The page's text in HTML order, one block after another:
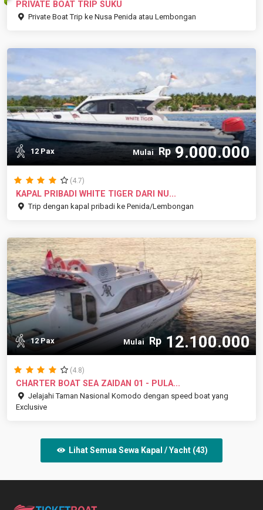
PRIVATE BOAT TRIP SUKU
Private Boat Trip ke Nusa Penida atau Lembongan
12 Pax Mulai Rp9.000.000
(4.7)
KAPAL PRIBADI WHITE TIGER DARI NU...
Trip dengan kapal pribadi ke Penida/Lembongan
12 Pax Mulai Rp 12.100.000
(4.8)
CHARTER BOAT SEA ZAIDAN 01 - PULA...
Jelajahi Taman Nasional Komodo dengan speed boat yang
Exclusive
Lihat Semua Sewa Kapal / Yacht (43)